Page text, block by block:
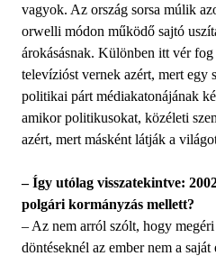
vagyok. Az ország sorsa múlik
orwelli módon működő sajtó
árokásásnak. Különben itt vér
televízióst vernek azért, mert egy
politikai párt médiakatonájának
amikor politikusokat, közéleti
azért, mert másként látják a
– Így utólag visszatekintve:
polgári kormányzás mellett?
– Az nem arról szólt, hogy
döntéseknél az ember nem a